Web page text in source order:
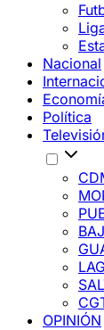
Nacional
Política
OPINIÓN